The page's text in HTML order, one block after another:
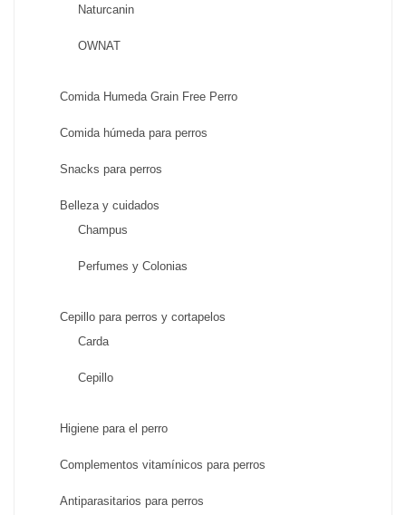
Naturcanin
OWNAT
Comida Humeda Grain Free Perro
Comida húmeda para perros
Snacks para perros
Belleza y cuidados
Champus
Perfumes y Colonias
Cepillo para perros y cortapelos
Carda
Cepillo
Higiene para el perro
Complementos vitamínicos para perros
Antiparasitarios para perros